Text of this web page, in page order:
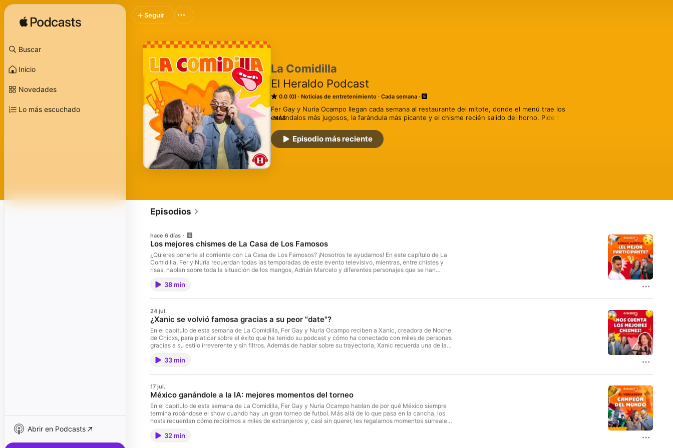
Buscar
Inicio
Novedades
Lo más escuchado
Abrir en Podcasts
La Comidilla
El Heraldo Podcast
0.0 (0) Noticias de entretenimiento Cada semana
Fer Gay y Nuria Ocampo llegan cada semana al restaurante del mitote, donde el menú trae los
escándalos más jugosos, la farándula más picante y el chisme recién salido del horno. Pide tu
information.
MÁS
Episodio más reciente
Seguir
Episodios
hace 6 días
Los mejores chismes de La Casa de Los Famosos
¿Quieres ponerte al corriente con La Casa de Los Famosos? ¡Nosotros te ayudamos! En este capítulo de La
Comidilla, Fer y Nuria recuerdan todas las temporadas de este evento televisivo, mientras, entre chistes y
risas, hablan sobre toda la situación de los mangos, Adrián Marcelo y diferentes personajes que se han
information.
38 min
24 jul.
¿Xanic se volvió famosa gracias a su peor "date"?
En el capítulo de esta semana de La Comidilla, Fer Gay y Nuria Ocampo reciben a Xanic, creadora de Noche
de Chicxs, para platicar sobre el éxito que ha tenido su podcast y cómo ha conectado con miles de personas
gracias a su estilo irreverente y sin filtros. Además de hablar sobre su trayectoria, Xanic recuerda una de las
de los chismes que más le han gustado recientemente y conspiraciones divertidísimas. Hosted on Acast.
33 min
17 jul.
México ganándole a la IA: mejores momentos del torneo
En el capítulo de esta semana de La Comidilla, Fer Gay y Nuria Ocampo hablan de por qué México siempre
termina robándose el show cuando hay un gran torneo de futbol. Más allá de lo que pasa en la cancha, los
hosts recuerdan cómo recibimos a miles de extranjeros y, casi sin querer, les regalamos momentos surreales,
Entre anécdotas y mucho humor, el episodio celebra todo eso que hace tan especial al país: la forma en la
32 min